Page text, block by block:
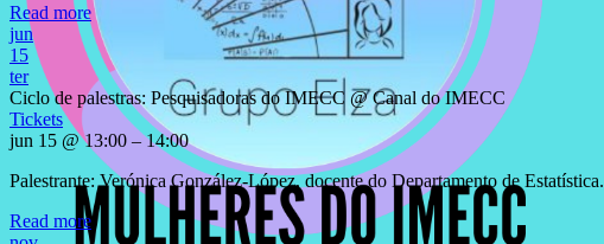
Read more
jun
15
ter
Ciclo de palestras: Pesquisadoras do IMECC @ Canal do IMECC
Tickets
jun 15 @ 13:00 – 14:00
Palestrante: Verónica González-López, docente do Departamento de Estatística.
Read more